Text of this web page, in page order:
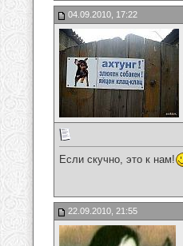
04.09.2010, 17:22
Если скучно, это к нам!
22.09.2010, 21:55